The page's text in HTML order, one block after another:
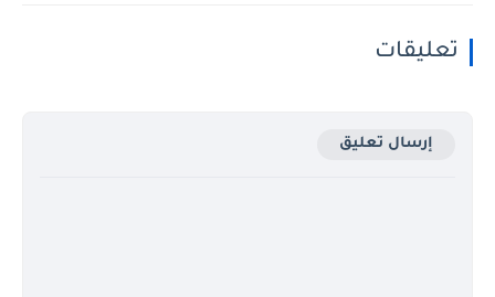
تعليقات
إرسال تعليق